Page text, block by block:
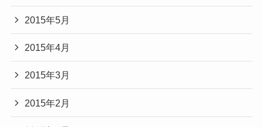
2015年5月
2015年4月
2015年3月
2015年2月